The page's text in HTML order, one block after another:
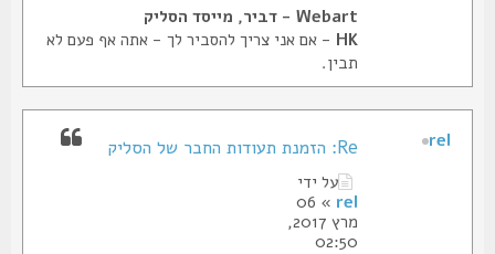
Webart - דביר, מייסד הסליק
- אם אני צריך להסביר לך - אתה אף פעם לא
תבין.
על ידי
» 06
מרץ 2017,
02:50